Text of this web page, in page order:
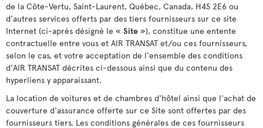
de la Côte-Vertu, Saint-Laurent, Québec, Canada, H4S 2E6 ou
d'autres services offerts par des tiers fournisseurs sur ce site
Internet (ci-après désigné le « Site »), constitue une entente
contractuelle entre vous et AIR TRANSAT et/ou ces fournisseurs,
selon le cas, et votre acceptation de l'ensemble des conditions
d'AIR TRANSAT décrites ci-dessous ainsi que du contenu des
hyperliens y apparaissant.
La location de voitures et de chambres d'hôtel ainsi que l'achat de
couverture d'assurance offerte sur ce Site sont offertes par des
fournisseurs tiers. Les conditions générales de ces fournisseurs